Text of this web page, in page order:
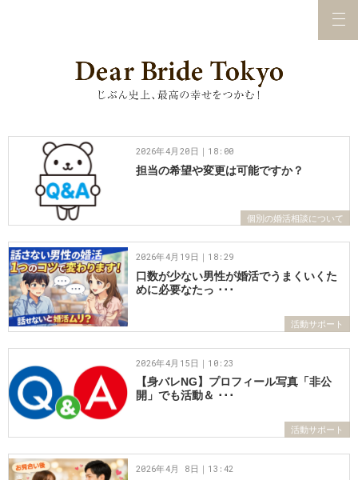
個別の婚活相談について
担当の希望や変更は可能ですか？
2026年4月20日｜18:00
活動サポート
口数が少ない男性が婚活でうまくいくた
めに必要なたっ ･･･
2026年4月19日｜18:29
活動サポート
【身バレNG】プロフィール写真「非公
開」でも活動＆ ･･･
2026年4月15日｜10:23
2026年4月 8日｜13:42